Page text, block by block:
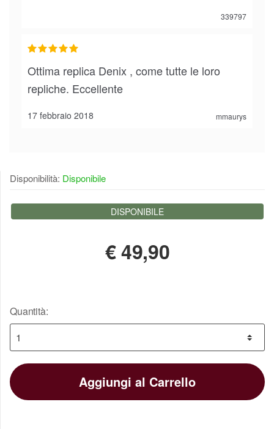
339797
17 febbraio 2018 mmaurys
Ottima replica Denix , come tutte le loro
repliche. Eccellente
Disponibilità: Disponibile
DISPONIBILE
€49,90
Quantità:
Aggiungi al Carrello